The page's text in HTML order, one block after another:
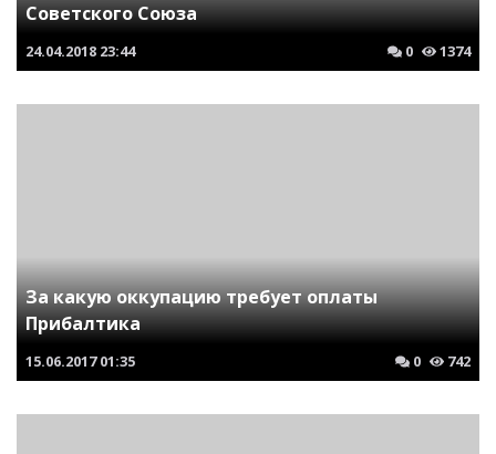
Советского Союза
24.04.2018 23:44 0 1374
За какую оккупацию требует оплаты
Прибалтика
15.06.2017 01:35 0 742